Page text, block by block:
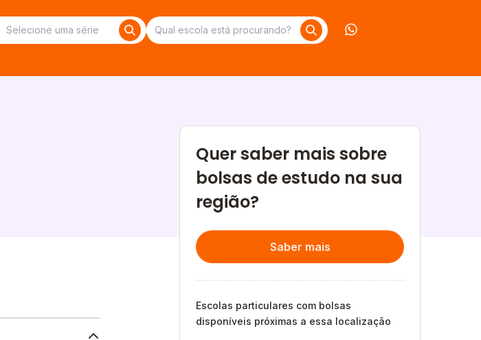
Quer saber mais sobre
bolsas de estudo na sua
região?
Saber mais
Escolas particulares com bolsas
disponíveis próximas a essa localização